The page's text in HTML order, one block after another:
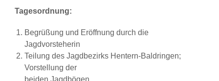
Tagesordnung:
Begrüßung und Eröffnung durch die
Jagdvorsteherin
Teilung des Jagdbezirks Hentern-Baldringen;
Vorstellung der
beiden Jagdbögen